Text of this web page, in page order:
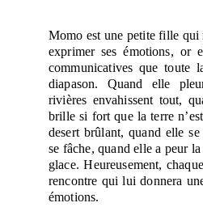
Momo est une petite fille qui
exprimer ses émotions, or
communicatives que toute
diapason. Quand elle
rivières envahissent tout,
brille si fort que la terre
desert brûlant, quand elle
se fâche, quand elle a peur
glace. Heureusement,
rencontre qui lui donnera
émotions.